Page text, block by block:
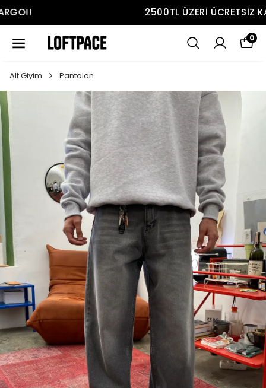
2500TL ÜZERI ÜCRETSIZ KARGO!!
0
Alt Giyim Pantolon